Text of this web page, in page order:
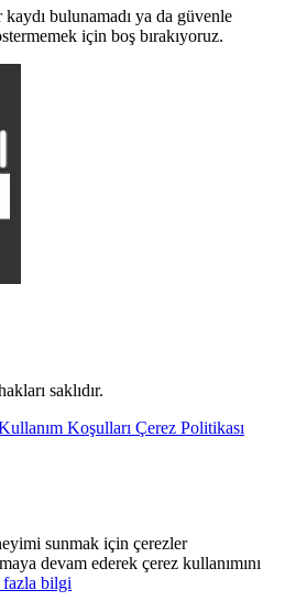
bulunamadı ya da güvenle
için boş bırakıyoruz.
saklıdır.
Koşulları Çerez Politikası
sunmak için çerezler
devam ederek çerez kullanımını
fazla bilgi